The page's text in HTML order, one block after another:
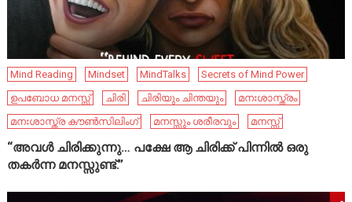
Mind Reading Mindset MindTalks
Secrets of Mind Power
ഉപബോധ മനസ്സ്
ചിരി ചിരിയും ചിന്തയും
മനഃശാസ്ത്രം
മനഃശാസ്ത്ര കൗൺസിലിംഗ്
മനസ്സും ശരീരവും മനസ്സ്
“അവൾ ചിരിക്കുന്നു… പക്ഷേ ആ ചിരിക്ക് പിന്നിൽ ഒരു
തകർന്ന മനസ്സുണ്ട്.”